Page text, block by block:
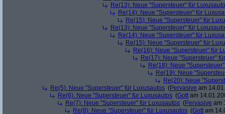
Re(13): Neue "Supersteuer" für
Re(14): Neue "Supersteuer" für
Re(15): Neue "Supersteuer" für
Re(13): Neue "Supersteuer" für
Re(14): Neue "Supersteuer" für
Re(15): Neue "Supersteuer" für
Re(16): Neue "Supersteuer" für
Re(17): Neue "Supersteuer"
Re(18): Neue
Re(19): Neue
Re(20): Neue
Re(5): Neue "Supersteuer" für Luxusautos (Pervasive am
Re(6): Neue "Supersteuer" für Luxusautos (Gott am
Re(7): Neue "Supersteuer" für Luxusautos (Pervasive am
Re(8): Neue "Supersteuer" für Luxusautos (Gott am